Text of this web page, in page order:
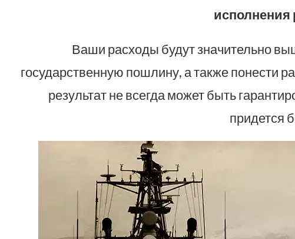
исполнения
Ваши расходы будут значительно
государственную пошлину, а также понести
результат не всегда может быть
придется